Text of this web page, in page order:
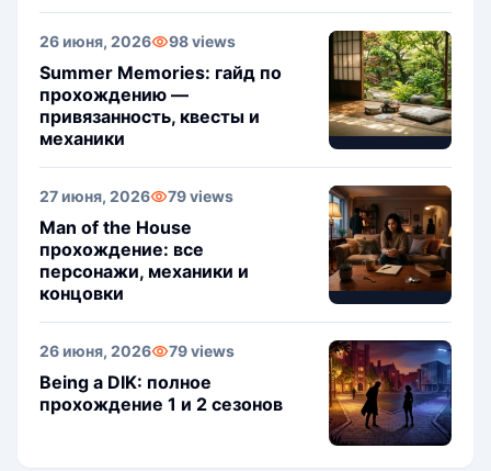
26 июня, 2026 98 views
Summer Memories: гайд по
прохождению —
привязанность, квесты и
механики
27 июня, 2026 79 views
Man of the House
прохождение: все
персонажи, механики и
концовки
26 июня, 2026 79 views
Being a DIK: полное
прохождение 1 и 2 сезонов